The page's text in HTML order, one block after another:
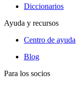
Diccionarios
Ayuda y recursos
Centro de ayuda
Blog
Para los socios